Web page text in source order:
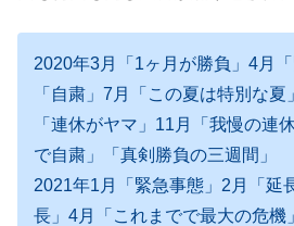
2020年3月「1ヶ月が勝負」4月
「自粛」7月「この夏は特別な夏
「連休がヤマ」11月「我慢の連
で自粛」「真剣勝負の三週間」
2021年1月「緊急事態」2月「延
長」4月「これまでで最大の危機